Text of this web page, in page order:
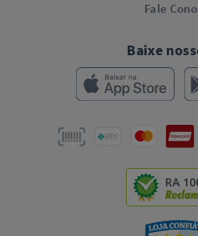
Fale
Baixe
RA